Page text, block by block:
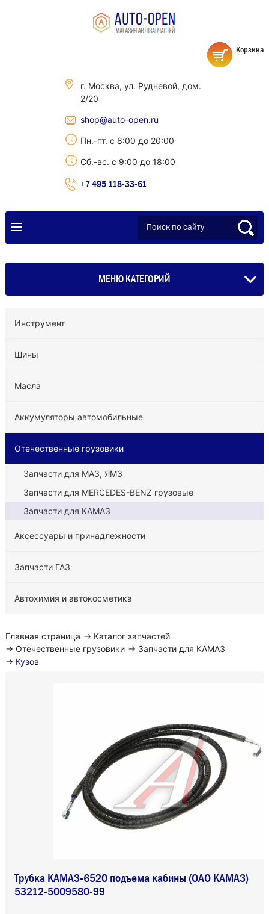
г. Москва, ул. Рудневой, дом.
2/20
shop@auto-open.ru
Пн.-пт. с 8:00 до 20:00
Сб.-вс. с 9:00 до 18:00
+7 495 118-33-61
Корзина
МЕНЮ КАТЕГОРИЙ
Инструмент
Шины
Масла
Аккумуляторы автомобильные
Отечественные грузовики
Запчасти для МАЗ, ЯМЗ
Запчасти для MERCEDES-BENZ грузовые
Запчасти для КАМАЗ
Аксессуары и принадлежности
Запчасти ГАЗ
Автохимия и автокосметика
Главная страница → Каталог запчастей
→ Отечественные грузовики → Запчасти для КАМАЗ
→ Кузов
Трубка КАМАЗ-6520 подъема кабины (ОАО КАМАЗ)
53212-5009580-99